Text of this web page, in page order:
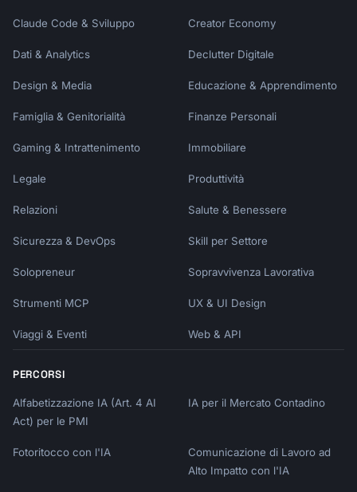
Claude Code & Sviluppo Creator Economy
Dati & Analytics Declutter Digitale
Design & Media Educazione & Apprendimento
Famiglia & Genitorialità Finanze Personali
Gaming & Intrattenimento Immobiliare
Legale Produttività
Relazioni Salute & Benessere
Sicurezza & DevOps Skill per Settore
Solopreneur Sopravvivenza Lavorativa
Strumenti MCP UX & UI Design
Viaggi & Eventi Web & API
PERCORSI
Alfabetizzazione IA (Art. 4 AI
Act) per le PMI
IA per il Mercato Contadino
Fotoritocco con l'IA
Comunicazione di Lavoro ad
Alto Impatto con l'IA